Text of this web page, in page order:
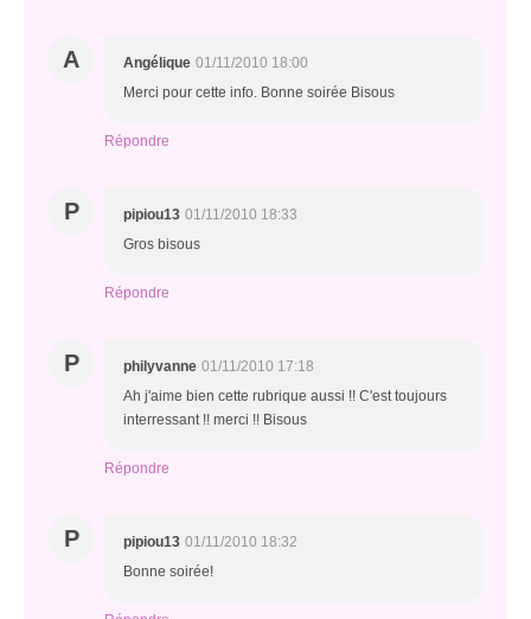
A Angélique 01/11/2010 18:00
Merci pour cette info. Bonne soirée Bisous
Répondre
P pipiou13 01/11/2010 18:33
Gros bisous
Répondre
P philyvanne 01/11/2010 17:18
Ah j'aime bien cette rubrique aussi !! C'est toujours
interressant !! merci !! Bisous
Répondre
P pipiou13 01/11/2010 18:32
Bonne soirée!